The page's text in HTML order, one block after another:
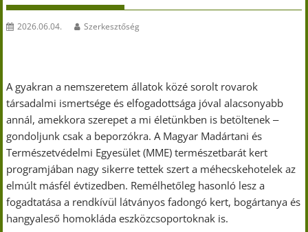
2026.06.04. Szerkesztőség
A gyakran a nemszeretem állatok közé sorolt rovarok
társadalmi ismertsége és elfogadottsága jóval alacsonyabb
annál, amekkora szerepet a mi életünkben is betöltenek ‒
gondoljunk csak a beporzókra. A Magyar Madártani és
Természetvédelmi Egyesület (MME) természetbarát kert
programjában nagy sikerre tettek szert a méhecskehotelek az
elmúlt másfél évtizedben. Remélhetőleg hasonló lesz a
fogadtatása a rendkívül látványos fadongó kert, bogártanya és
hangyaleső homokláda eszközcsoportoknak is.